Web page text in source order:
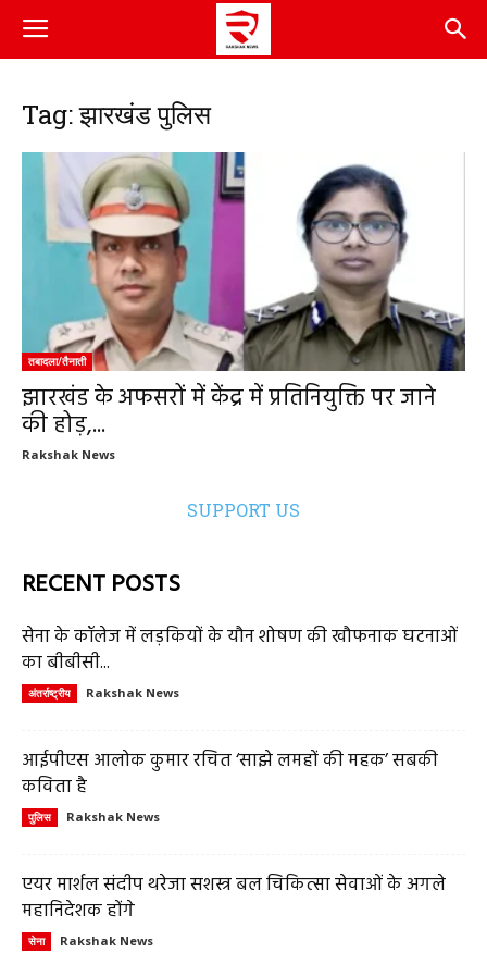
Tag: झारखंड पुलिस
तबादला/तैनाती
झारखंड के अफसरों में केंद्र में प्रतिनियुक्ति पर जाने
की होड़,...
Rakshak News
SUPPORT US
RECENT POSTS
सेना के कॉलेज में लड़कियों के यौन शोषण की खौफनाक घटनाओं
का बीबीसी...
अंतर्राष्ट्रीय Rakshak News
आईपीएस आलोक कुमार रचित ‘साझे लमहों की महक’ सबकी
कविता है
पुलिस Rakshak News
एयर मार्शल संदीप थरेजा सशस्त्र बल चिकित्सा सेवाओं के अगले
महानिदेशक होंगे
सेना Rakshak News